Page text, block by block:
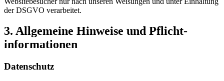
der DSGVO verarbeitet.
3. Allgemeine Hinweise und Pflicht­
informationen
Datenschutz